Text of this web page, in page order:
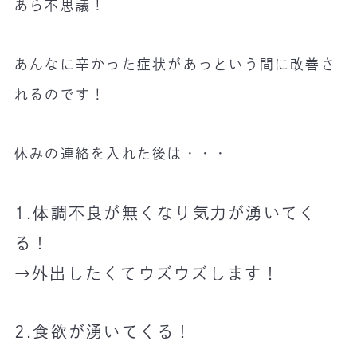
あら不思議！
あんなに辛かった症状があっという間に改善さ
れるのです！
休みの連絡を入れた後は・・・
1.体調不良が無くなり気力が湧いてく
る！
→外出したくてウズウズします！
2.食欲が湧いてくる！